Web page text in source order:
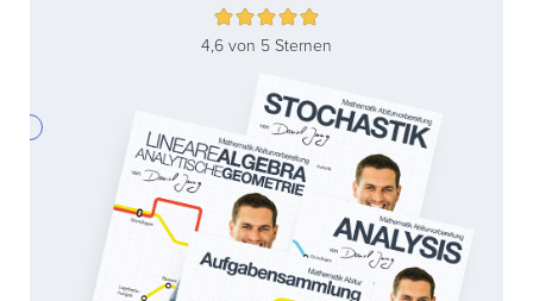
4,6 von 5 Sternen